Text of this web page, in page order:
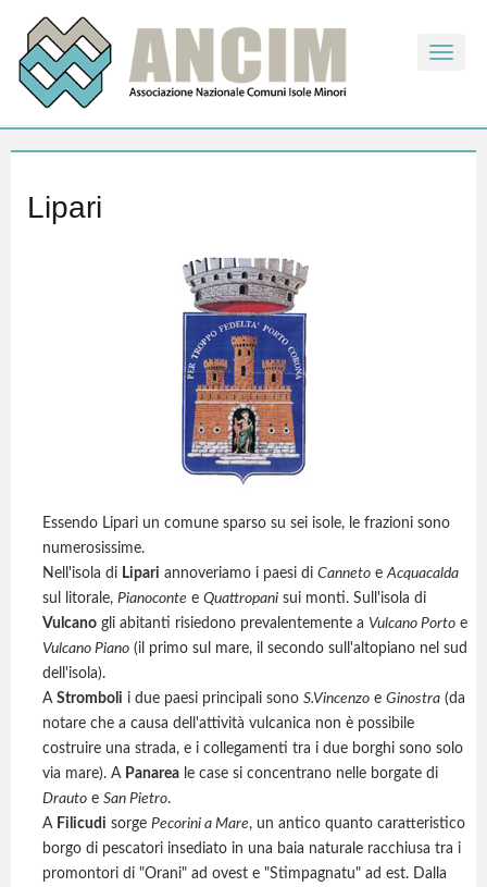
Toggle
Lipari
Essendo Lipari un comune sparso su sei isole, le frazioni sono
numerosissime.
Nell'isola di Lipari annoveriamo i paesi diCanneto eAcquacalda
sul litorale,Pianoconte eQuattropani sui monti. Sull'isola di
Vulcano gli abitanti risiedono prevalentemente a Vulcano Porto e
Vulcano Piano (il primo sul mare, il secondo sull'altopiano nel sud
dell'isola).
AStromboli i due paesi principali sonoS.Vincenzo eGinostra (da
notare che a causa dell'attività vulcanica non è possibile
costruire una strada, e i collegamenti tra i due borghi sono solo
via mare). A Panarea le case si concentrano nelle borgate di
Drauto eSan Pietro.
A Filicudi sorgePecorini a Mare, un antico quanto caratteristico
borgo di pescatori insediato in una baia naturale racchiusa tra i
promontori di "Orani" ad ovest e "Stimpagnatu" ad est. Dalla